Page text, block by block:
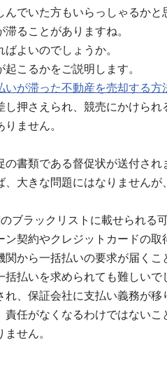
でいた方もいらっしゃるか
ることがありますね。
よいのでしょうか。
こるかをご説明します。
が滞った不動産を売却する方
押さえられ、競売にかけられ
ません。
書類である督促状が送付され
大きな問題にはなりません
ブラックリストに載せられる
契約やクレジットカードの取
から一括払いの要求が届くこ
払いを求められても難しいで
、保証会社に支払い義務が移
任がなくなるわけではないこ
せん。